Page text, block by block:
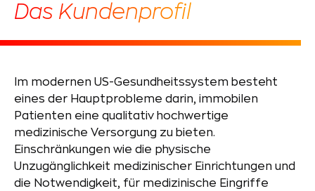
Das Kundenprofil
Im modernen US-Gesundheitssystem besteht
eines der Hauptprobleme darin, immobilen
Patienten eine qualitativ hochwertige
medizinische Versorgung zu bieten.
Einschränkungen wie die physische
Unzugänglichkeit medizinischer Einrichtungen und
die Notwendigkeit, für medizinische Eingriffe